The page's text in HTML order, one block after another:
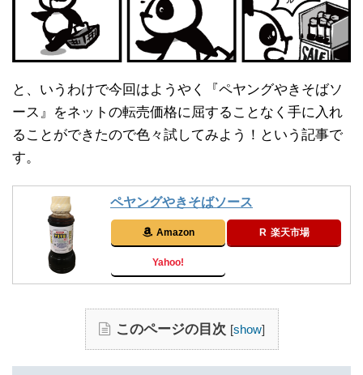
と、いうわけで今回はようやく『ペヤングやきそばソ
ース』をネットの転売価格に屈することなく手に入れ
ることができたので色々試してみよう！という記事で
す。
ペヤングやきそばソース
Amazon 楽天市場
Yahoo!
このページの目次 [show]